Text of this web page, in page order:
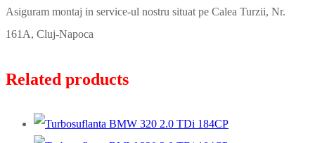
Asiguram montaj in service-ul nostru situat pe Calea Turzii, Nr.
161A, Cluj-Napoca
Related products